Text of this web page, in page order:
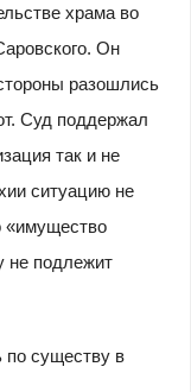
храма во
Он
разошлись
Суд поддержал
так и не
ситуацию не
«имущество
не подлежит
по существу в